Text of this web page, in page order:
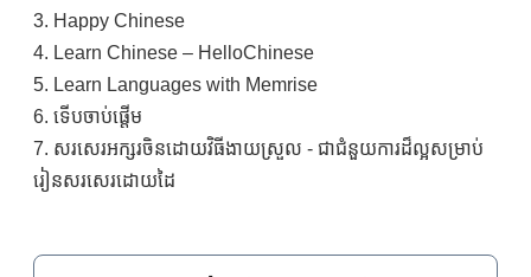
3. Happy Chinese
4. Learn Chinese – HelloChinese
5. Learn Languages with Memrise
6. ទើបចាប់ផ្តើម
7. សរសេរអក្សរចិនដោយវិធីងាយស្រួល - ជាជំនួយការដ៏ល្អសម្រាប់
រៀនសរសេរដោយដៃ